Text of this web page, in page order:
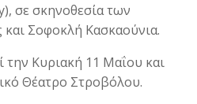
σε σκηνοθεσία των
Σοφοκλή Κασκαούνια.
την Κυριακή 11 Μαΐου και
Θέατρο Στροβόλου.